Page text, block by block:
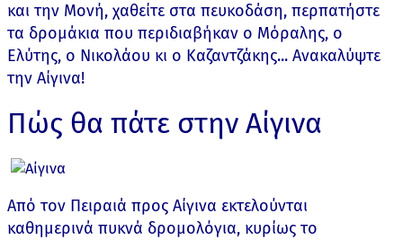
και την Μονή, χαθείτε στα πευκοδάση, περπατήστε
τα δρομάκια που περιδιαβήκαν ο Μόραλης, ο
Ελύτης, ο Νικολάου κι ο Καζαντζάκης... Ανακαλύψτε
την Αίγινα!
Πώς θα πάτε στην Αίγινα
Από τον Πειραιά προς Αίγινα εκτελούνται
καθημερινά πυκνά δρομολόγια, κυρίως το